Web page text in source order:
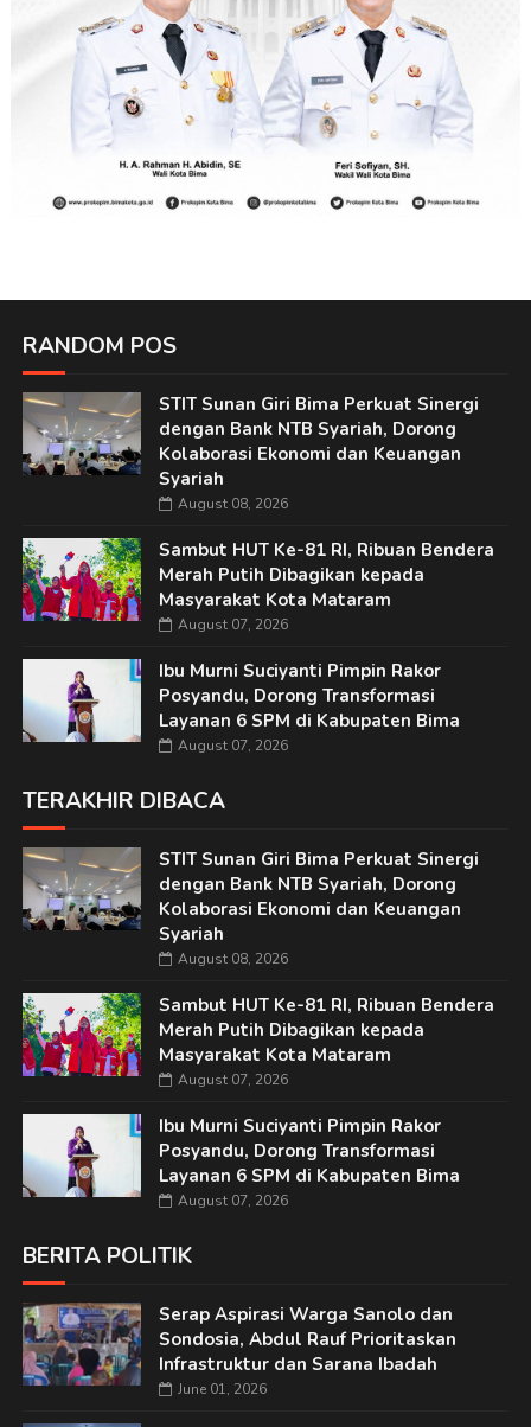
RANDOM POS
STIT Sunan Giri Bima Perkuat Sinergi
dengan Bank NTB Syariah, Dorong
Kolaborasi Ekonomi dan Keuangan
Syariah
August 08, 2026
Sambut HUT Ke-81 RI, Ribuan Bendera
Merah Putih Dibagikan kepada
Masyarakat Kota Mataram
August 07, 2026
Ibu Murni Suciyanti Pimpin Rakor
Posyandu, Dorong Transformasi
Layanan 6 SPM di Kabupaten Bima
August 07, 2026
TERAKHIR DIBACA
STIT Sunan Giri Bima Perkuat Sinergi
dengan Bank NTB Syariah, Dorong
Kolaborasi Ekonomi dan Keuangan
Syariah
August 08, 2026
Sambut HUT Ke-81 RI, Ribuan Bendera
Merah Putih Dibagikan kepada
Masyarakat Kota Mataram
August 07, 2026
Ibu Murni Suciyanti Pimpin Rakor
Posyandu, Dorong Transformasi
Layanan 6 SPM di Kabupaten Bima
August 07, 2026
BERITA POLITIK
Serap Aspirasi Warga Sanolo dan
Sondosia, Abdul Rauf Prioritaskan
Infrastruktur dan Sarana Ibadah
June 01, 2026